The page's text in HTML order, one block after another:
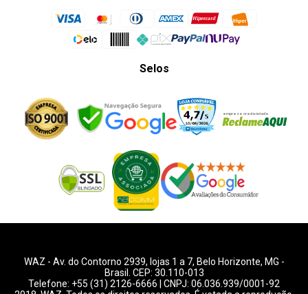
Selos
WAZ - Av. do Contorno 2939, lojas 1 a 7, Belo Horizonte, MG -
Brasil. CEP: 30.110-013
Telefone: +55 (31) 2126-6666 | CNPJ: 06.036.939/0001-92